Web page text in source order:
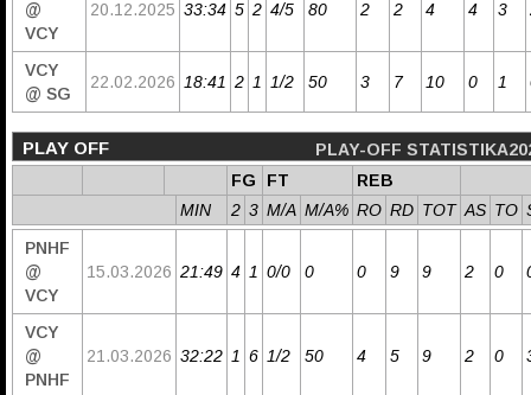
@
VCY
20.12.2025 33:34 5 2 4/5 80 2 2 4 4 3
VCY
@ SG
22.02.2026 18:41 2 1 1/2 50 3 7 10 0 1
PLAY OFF
PLAY-OFF
FG
FT
REB
MIN
2 3 M/A M/A% RO RD TOT AS TO
PNHF
@
VCY
15.03.2026 21:49 4 1 0/0 0 0 9 9 2 0
VCY
@
PNHF
21.03.2026 32:22 1 6 1/2 50 4 5 9 2 0